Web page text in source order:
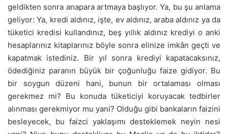
geldikten sonra anapara artmaya başlıyor. Ya, bu şu anlama
geliyor: Ya, kredi aldınız, işte, ev aldınız, araba aldınız ya da
tüketici kredisi kullandınız, beş yıllık aldınız krediyi o anki
hesaplarınız kitaplarınız böyle sonra elinize imkân geçti ve
kapatmak istediniz. Bir yıl sonra krediyi kapatacaksınız,
ödediğiniz paranın büyük bir çoğunluğu faize gidiyor. Bu
bir soygun düzeni hani, bunun bir ortalaması olması
gerekmez mi? Bu konuda tüketiciyi koruyacak tedbirler
alınması gerekmiyor mu yani? Olduğu gibi bankaların faizini
besleyecek, bu faizci yaklaşımı desteklemek neyin nesi